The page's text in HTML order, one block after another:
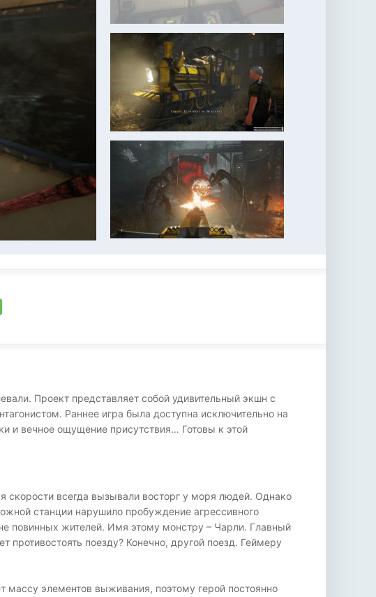
KENSHI
Проект представляет собой удивительный экшн с
Раннее игра была доступна исключительно на
и вечное ощущение присутствия… Готовы к этой
всегда вызывали восторг у моря людей. Однако
станции нарушило пробуждение агрессивного
повинных жителей. Имя этому монстру – Чарли. Главный
поезду? Конечно, другой поезд. Геймеру
элементов выживания, поэтому герой постоянно